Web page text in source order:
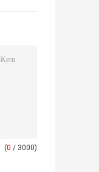
(0 / 3000)